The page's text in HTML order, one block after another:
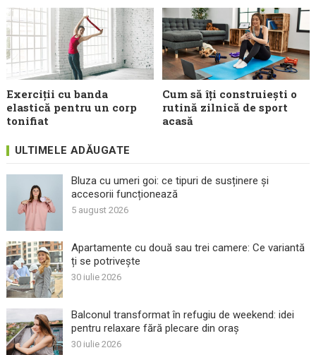
Exerciții cu banda
elastică pentru un corp
tonifiat
Cum să îți construiești o
rutină zilnică de sport
acasă
ULTIMELE ADĂUGATE
Bluza cu umeri goi: ce tipuri de susținere și
accesorii funcționează
5 august 2026
Apartamente cu două sau trei camere: Ce variantă
ți se potrivește
30 iulie 2026
Balconul transformat în refugiu de weekend: idei
pentru relaxare fără plecare din oraș
30 iulie 2026